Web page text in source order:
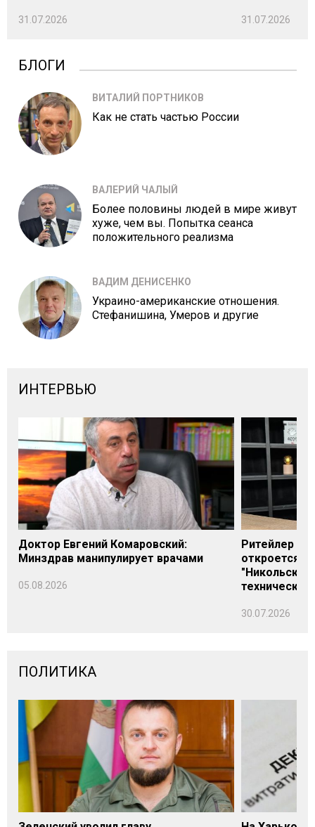
31.07.2026 31.07.2026
БЛОГИ
ВИТАЛИЙ ПОРТНИКОВ
Как не стать частью России
ВАЛЕРИЙ ЧАЛЫЙ
Более половины людей в мире живут
хуже, чем вы. Попытка сеанса
положительного реализма
ВАДИМ ДЕНИСЕНКО
Украино-американские отношения.
Стефанишина, Умеров и другие
ИНТЕРВЬЮ
Доктор Евгений Комаровский:
Минздрав манипулирует врачами
05.08.2026
Ритейлер
откроется
технических
30.07.2026
ПОЛИТИКА